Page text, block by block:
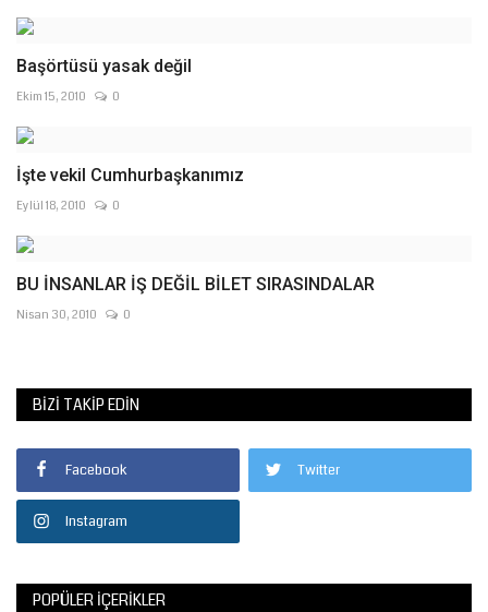
Başörtüsü yasak değil
Ekim 15, 2010 0
İşte vekil Cumhurbaşkanımız
Eylül 18, 2010 0
BU İNSANLAR İŞ DEĞİL BİLET SIRASINDALAR
Nisan 30, 2010 0
BIZI TAKIP EDIN
Facebook Twitter
Instagram
POPÜLER İÇERIKLER